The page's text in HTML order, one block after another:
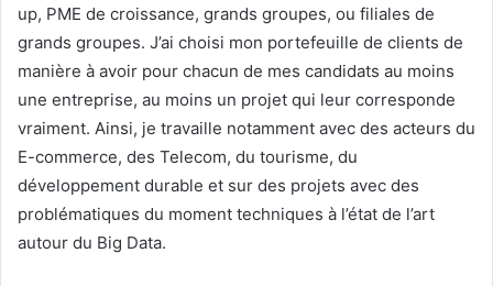
up, PME de croissance, grands groupes, ou filiales de
grands groupes. J’ai choisi mon portefeuille de clients de
manière à avoir pour chacun de mes candidats au moins
une entreprise, au moins un projet qui leur corresponde
vraiment. Ainsi, je travaille notamment avec des acteurs du
E-commerce, des Telecom, du tourisme, du
développement durable et sur des projets avec des
problématiques du moment techniques à l’état de l’art
autour du Big Data.